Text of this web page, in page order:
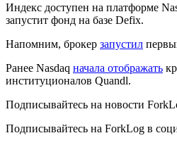
Индекс доступен на платформе
запустит фонд на базе Defix.
Напомним, брокер запустил
Ранее Nasdaq начала отображать
институционалов Quandl.
Подписывайтесь на новости
Подписывайтесь на ForkLog в